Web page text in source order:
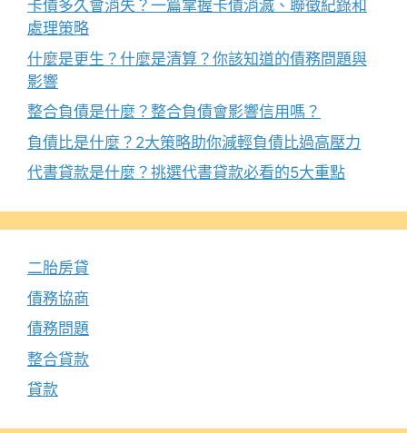
卡債多久會消失？一篇掌握卡債消滅、聯徵紀錄和
處理策略
什麼是更生？什麼是清算？你該知道的債務問題與
影響
整合負債是什麼？整合負債會影響信用嗎？
負債比是什麼？2大策略助你減輕負債比過高壓力
代書貸款是什麼？挑選代書貸款必看的5大重點
二胎房貸
債務協商
債務問題
整合貸款
貸款